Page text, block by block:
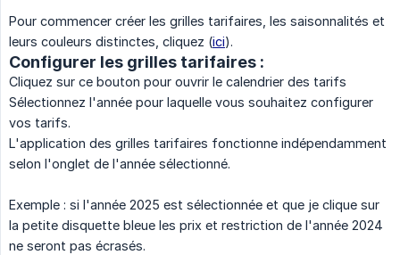
Pour commencer créer les grilles tarifaires, les saisonnalités et
leurs couleurs distinctes, cliquez (ici).
Configurer les grilles tarifaires :
Cliquez sur ce bouton pour ouvrir le calendrier des tarifs
Sélectionnez l'année pour laquelle vous souhaitez configurer
vos tarifs.
L'application des grilles tarifaires fonctionne indépendamment
selon l'onglet de l'année sélectionné.
Exemple : si l'année 2025 est sélectionnée et que je clique sur
la petite disquette bleue les prix et restriction de l'année 2024
ne seront pas écrasés.